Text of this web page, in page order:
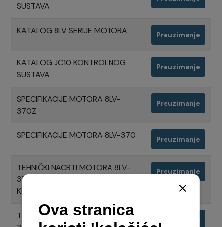
SUSTAVA
KATALOG 8LV SERIJE MOTORA Preuzimanje
KATALOG JC10 KONTROLNOG
SUSTAVA
Preuzimanje
SPECIFIKACIJE MOTORA 8LV-
370Z
Preuzimanje
SPECIFIKACIJE MOTORA 8LV-370 Preuzimanje
TEHNIČKI NACRTI MOTORA 8LV-
370Z SA Z NOGOM ZT370, ISPUH
KROZ TRUP BRODA
Preuzimanje
TEHNIČKI NACRTI MOTORA 8LV-